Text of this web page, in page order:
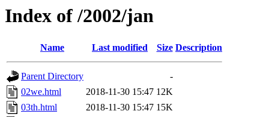
Index of /2002/jan
Name Last modified Size Description
Parent Directory
-
02we.html
2018-11-30 15:47 12K
03th.html
2018-11-30 15:47 15K